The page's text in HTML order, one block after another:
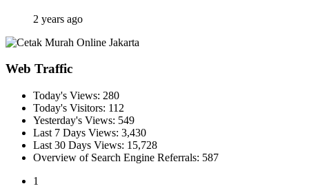
2 years ago
Web Traffic
Today's Views: 280
Today's Visitors: 112
Yesterday's Views: 549
Last 7 Days Views: 3,430
Last 30 Days Views: 15,728
Overview of Search Engine Referrals: 587
1